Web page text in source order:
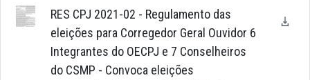
RES CPJ 2021-02 - Regulamento das
eleições para Corregedor Geral Ouvidor 6
Integrantes do OECPJ e 7 Conselheiros
do CSMP - Convoca eleições